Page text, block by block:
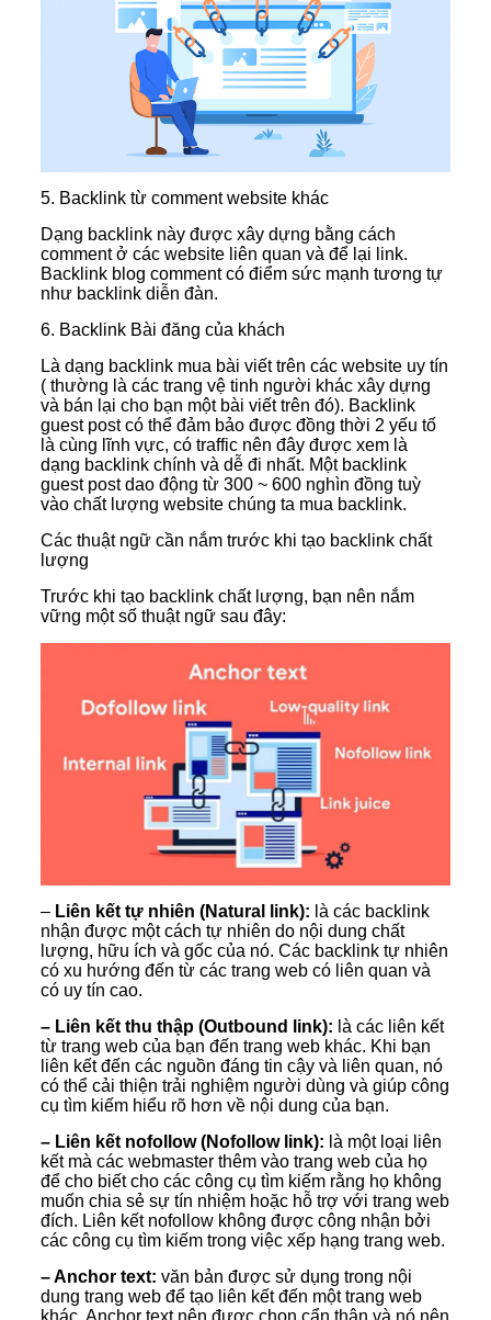
5. Backlink từ comment website khác
Dạng backlink này được xây dựng bằng cách
comment ở các website liên quan và để lại link.
Backlink blog comment có điểm sức mạnh tương tự
như backlink diễn đàn.
6. Backlink Bài đăng của khách
Là dạng backlink mua bài viết trên các website uy tín
( thường là các trang vệ tinh người khác xây dựng
và bán lại cho bạn một bài viết trên đó). Backlink
guest post có thể đảm bảo được đồng thời 2 yếu tố
là cùng lĩnh vực, có traffic nên đây được xem là
dạng backlink chính và dễ đi nhất. Một backlink
guest post dao động từ 300 ~ 600 nghìn đồng tuỳ
vào chất lượng website chúng ta mua backlink.
Các thuật ngữ cần nắm trước khi tạo backlink chất
lượng
Trước khi tạo backlink chất lượng, bạn nên nắm
vững một số thuật ngữ sau đây:
–Liên kết tự nhiên (Natural link): là các backlink
nhận được một cách tự nhiên do nội dung chất
lượng, hữu ích và gốc của nó. Các backlink tự nhiên
có xu hướng đến từ các trang web có liên quan và
có uy tín cao.
– Liên kết thu thập (Outbound link): là các liên kết
từ trang web của bạn đến trang web khác. Khi bạn
liên kết đến các nguồn đáng tin cậy và liên quan, nó
có thể cải thiện trải nghiệm người dùng và giúp công
cụ tìm kiếm hiểu rõ hơn về nội dung của bạn.
– Liên kết nofollow (Nofollow link): là một loại liên
kết mà các webmaster thêm vào trang web của họ
để cho biết cho các công cụ tìm kiếm rằng họ không
muốn chia sẻ sự tín nhiệm hoặc hỗ trợ với trang web
đích. Liên kết nofollow không được công nhận bởi
các công cụ tìm kiếm trong việc xếp hạng trang web.
– Anchor text: văn bản được sử dụng trong nội
dung trang web để tạo liên kết đến một trang web
khác. Anchor text nên được chọn cẩn thận và nó nên